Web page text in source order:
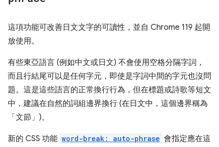
這項功能可改善日文文字的可讀性，並自 Chrome 119 起開
放使用。
有些東亞語言 (例如中文或日文) 不會使用空格分隔字詞，
而且行結尾可以是任何字元，即使是字詞中間的字元也沒問
題。這是這些語言的正常換行行為，但在標題或詩歌等短文
中，建議在自然的詞組邊界換行 (在日文中，這個邊界稱為
「文節」)。
新的 CSS 功能 word-break: auto-phrase 會指定應在這